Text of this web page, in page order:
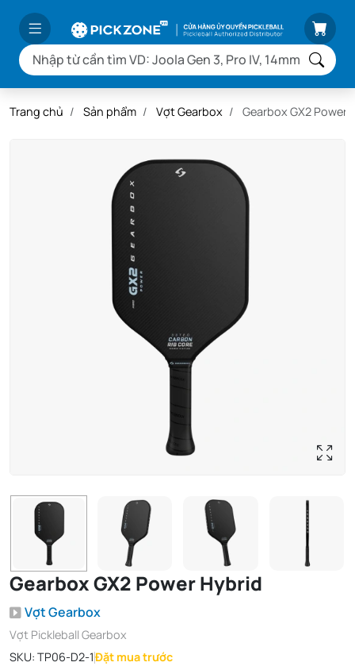
Trang chủ Sản phẩm Vợt Gearbox Gearbox GX2 Power
Gearbox GX2 Power Hybrid
Vợt Gearbox
Vợt Pickleball Gearbox
SKU: TP06-D2-1Đặt mua trước